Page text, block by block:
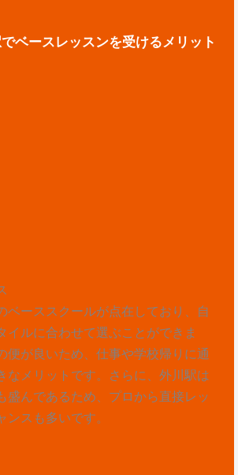
ベースレッスンを受けるメリット
ベーススクールが点在しており、自
イルに合わせて選ぶことができま
便が良いため、仕事や学校帰りに通
なメリットです。さらに、外川駅は
盛んであるため、プロから直接レッ
スも多いです。